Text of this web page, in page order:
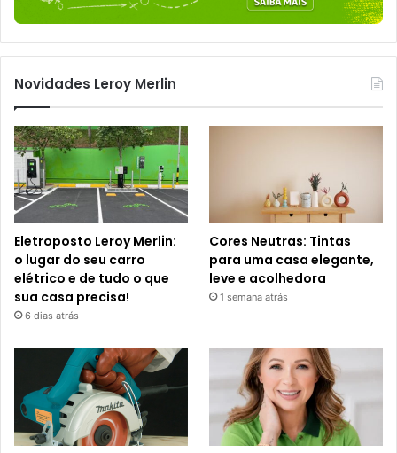
Novidades Leroy Merlin
Eletroposto Leroy Merlin:
o lugar do seu carro
elétrico e de tudo o que
sua casa precisa!
6 dias atrás
Cores Neutras: Tintas
para uma casa elegante,
leve e acolhedora
1 semana atrás